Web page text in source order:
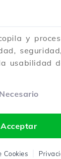
y
usabilidad
Necesario
Acceptar
Cookies
Carrito